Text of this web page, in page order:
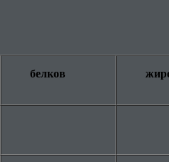
белков